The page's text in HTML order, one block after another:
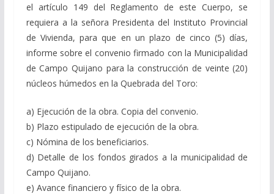
el artículo 149 del Reglamento de este Cuerpo, se
requiera a la señora Presidenta del Instituto Provincial
de Vivienda, para que en un plazo de cinco (5) días,
informe sobre el convenio firmado con la Municipalidad
de Campo Quijano para la construcción de veinte (20)
núcleos húmedos en la Quebrada del Toro:
a) Ejecución de la obra. Copia del convenio.
b) Plazo estipulado de ejecución de la obra.
c) Nómina de los beneficiarios.
d) Detalle de los fondos girados a la municipalidad de
Campo Quijano.
e) Avance financiero y físico de la obra.